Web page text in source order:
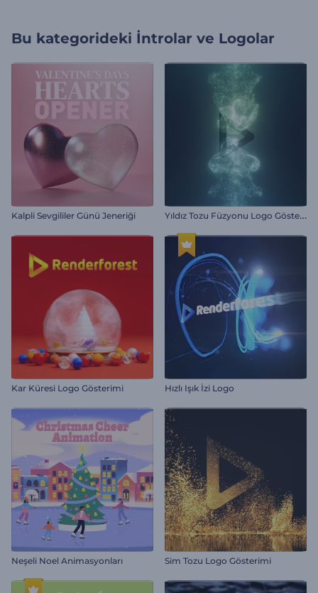
Bu kategorideki İntrolar ve Logolar
Kalpli Sevgililer Günü Jeneriği Y
ıldız Tozu Füzyonu Logo Gösterimi
Kar Küresi Logo Gösterimi Hızlı Işık İzi Logo
Neşeli Noel Animasyonları Sim Tozu Logo Gösterimi